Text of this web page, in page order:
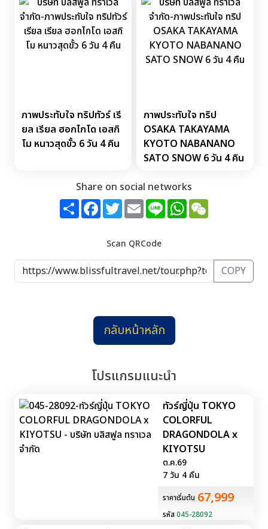
ภาพประทับใจ ทริปทัวร์ เรี
ยล เรียล ฮอกไกโด เอสกิ
โม หนาวสุดขั้ว 6 วัน 4 คืน
ภาพประทับใจ ทริป
OSAKA TAKAYAMA
KYOTO NABANANO
SATO SNOW 6 วัน 4 คืน
Share on social networks
ShareFacebook
TwitterEmailLine WhatsApp
Scan QRCode
COPY
กลับหน้าหลัก
โปรแกรมแนะนำ
ทัวร์ญี่ปุ่น TOKYO
COLORFUL
DRAGONDOLA x
KIYOTSU
ต.ค.69
7 วัน 4 คืน
ราคาเริ่มต้น 67,999
รหัส045-28092